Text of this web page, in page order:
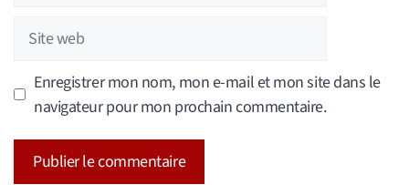
Site
web
Enregistrer mon nom, mon e-mail et mon site dans le
navigateur pour mon prochain commentaire.